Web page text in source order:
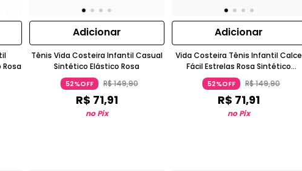
Rosa
Adicionar
Tênis Vida Costeira Infantil Casual
Sintético Elástico Rosa
52%OFF R$149,90
R$ 71,91
no Pix
Adicionar
Vida Costeira Tênis Infantil Calce
Fácil Estrelas Rosa Sintético
Borracha
52%OFF R$149,90
R$ 71,91
no Pix